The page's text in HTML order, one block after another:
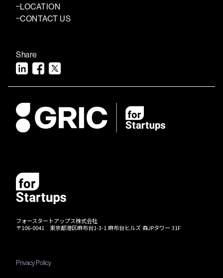
フォースタートアップス株式会社
〒106-0041 東京都港区麻布台1-3-1 麻布台ヒルズ 森JPタワー 31F
Privacy Policy
LOCATION
CONTACT US
Share